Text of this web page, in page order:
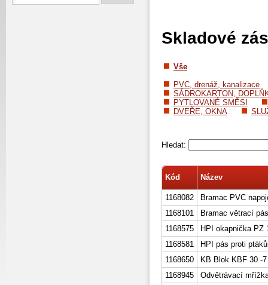
Skladové
Vše
PVC, drenáž, kanalizace
SÁDROKARTON,
PYTLOVANÉ SMĚSI
DVEŘE, OKNA
Hledat:
Kód Název
1168082
Bramac PVC
1168101
Bramac větrací
1168575
HPI okapnička PZ
1168581
HPI pás proti
1168650
KB Blok KBF 30 -
1168945
Odvětrávací